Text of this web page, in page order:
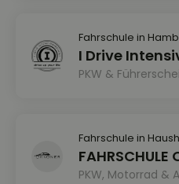
Fahrschule in
I Drive
PKW &
Fahrschule in
FAHRSCHULE
PKW, Motorrad &